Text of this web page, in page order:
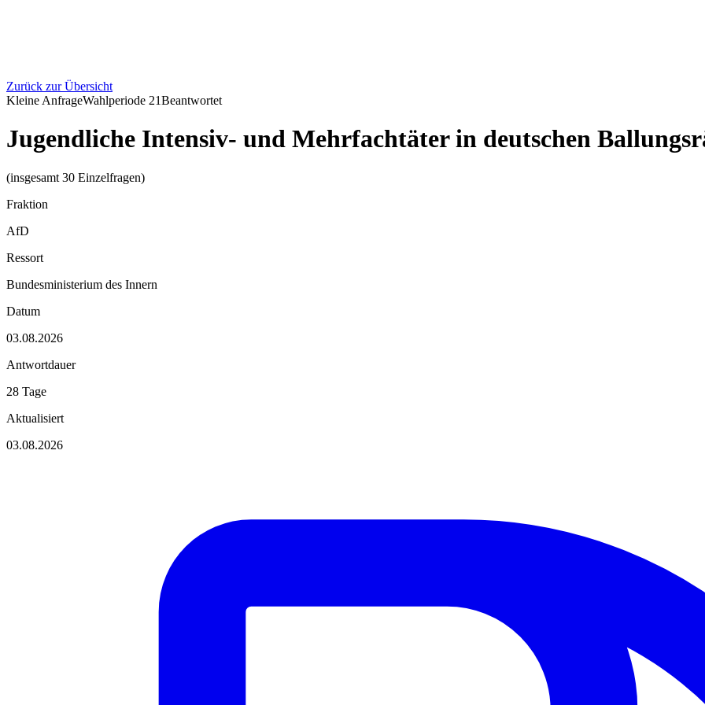
Zurück zur Übersicht
Kleine AnfrageWahlperiode 21Beantwortet
Jugendliche Intensiv- und Mehrfachtäter in deutschen
(insgesamt 30 Einzelfragen)
Fraktion
AfD
Ressort
Bundesministerium des Innern
Datum
03.08.2026
Antwortdauer
28 Tage
Aktualisiert
03.08.2026